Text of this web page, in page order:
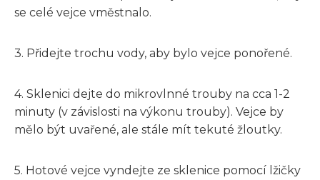
se celé vejce vměstnalo.
3. Přidejte trochu vody, aby bylo vejce ponořené.
4. Sklenici dejte do mikrovlnné trouby na cca 1-2
minuty (v závislosti na výkonu trouby). Vejce by
mělo být uvařené, ale stále mít tekuté žloutky.
5. Hotové vejce vyndejte ze sklenice pomocí lžičky